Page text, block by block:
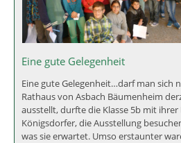
Eine gute Gelegenheit
Eine gute Gelegenheit…darf man sich
Rathaus von Asbach Bäumenheim
ausstellt, durfte die Klasse 5b mit
Königsdorfer, die Ausstellung
was sie erwartet. Umso erstaunter